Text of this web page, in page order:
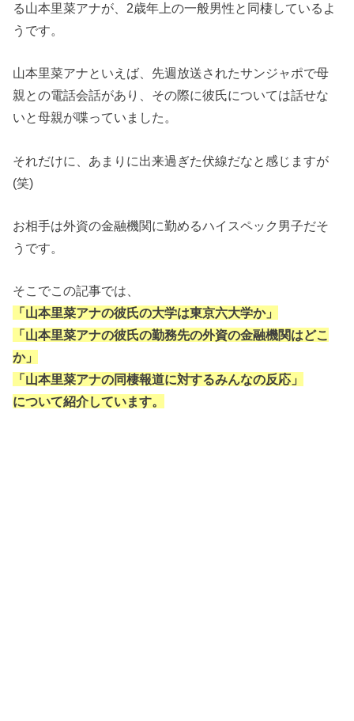
る山本里菜アナが、2歳年上の一般男性と同棲しているよ
うです。
山本里菜アナといえば、先週放送されたサンジャポで母
親との電話会話があり、その際に彼氏については話せな
いと母親が喋っていました。
それだけに、あまりに出来過ぎた伏線だなと感じますが
(笑)
お相手は外資の金融機関に勤めるハイスペック男子だそ
うです。
そこでこの記事では、
「山本里菜アナの彼氏の大学は東京六大学か」
「山本里菜アナの彼氏の勤務先の外資の金融機関はどこ
か」
「山本里菜アナの同棲報道に対するみんなの反応」
について紹介しています。